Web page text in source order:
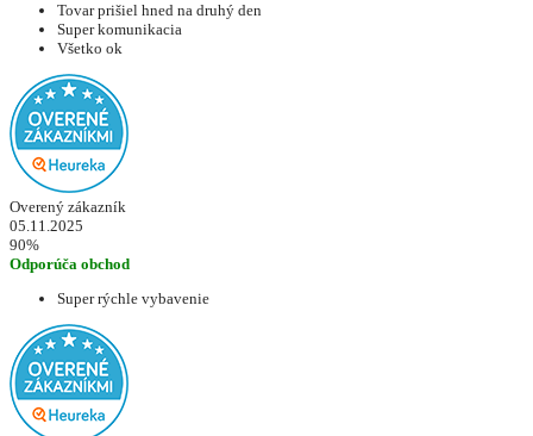
Tovar prišiel hned na druhý den
Super komunikacia
Všetko ok
Overený zákazník
05.11.2025
90%
Odporúča obchod
Super rýchle vybavenie